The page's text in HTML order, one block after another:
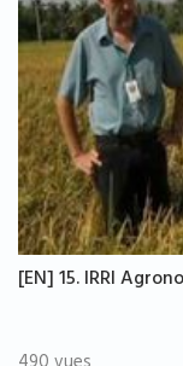
[EN] 15. IRRI